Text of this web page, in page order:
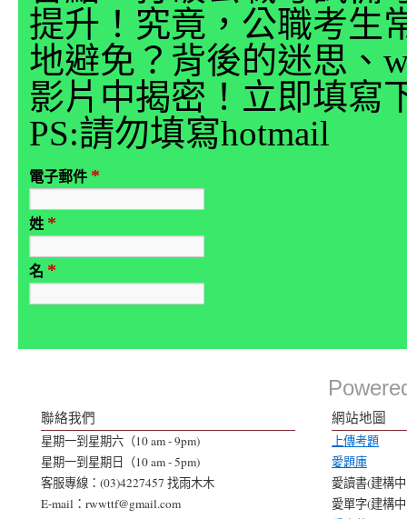
提升！究竟，公職考生
地避免？背後的迷思、
影片中揭密！立即填寫
PS:請勿填寫hotmail
電子郵件 *
姓 *
名 *
聯絡我們
星期一到星期六（10 am - 9pm)
星期一到星期日（10 am - 5pm)
客服專線：(03)4227457 找雨木木
E-mail：rwwttf@gmail.com
網站地圖
上傳考題
愛題庫
愛讀書(建構
愛單字(建構